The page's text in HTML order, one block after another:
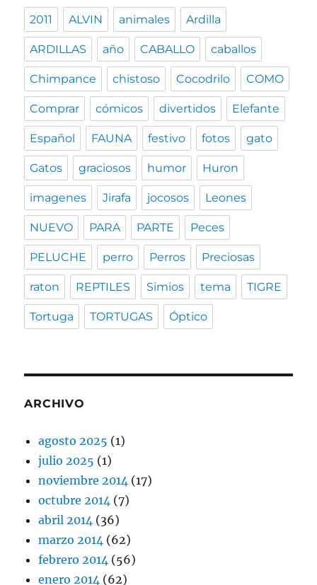
2011 ALVIN animales Ardilla
ARDILLAS año CABALLO caballos
Chimpance chistoso Cocodrilo COMO
Comprar cómicos divertidos Elefante
Español FAUNA festivo fotos gato
Gatos graciosos humor Huron
imagenes Jirafa jocosos Leones
NUEVO PARA PARTE Peces
PELUCHE perro Perros Preciosas
raton REPTILES Simios tema TIGRE
Tortuga TORTUGAS Óptico
ARCHIVO
agosto 2025 (1)
julio 2025 (1)
noviembre 2014 (17)
octubre 2014 (7)
abril 2014 (36)
marzo 2014 (62)
febrero 2014 (56)
enero 2014 (62)